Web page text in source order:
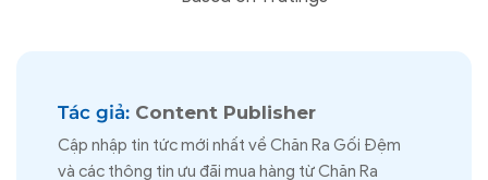
Tác giả: Content Publisher
Cập nhập tin tức mới nhất về Chăn Ra Gối Đệm
và các thông tin ưu đãi mua hàng từ Chăn Ra